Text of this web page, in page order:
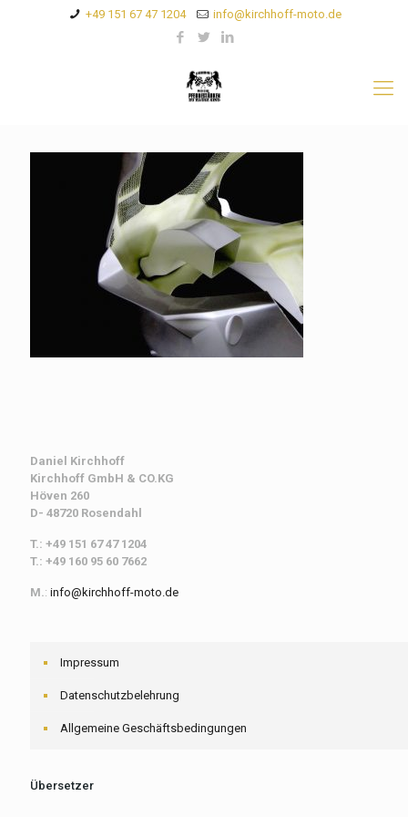
+49 151 67 47 1204 info@kirchhoff-moto.de
Daniel Kirchhoff
Kirchhoff GmbH & CO.KG
Höven 260
D- 48720 Rosendahl
T.: +49 151 67 47 1204
T.: +49 160 95 60 7662
M.: info@kirchhoff-moto.de
Impressum
Datenschutzbelehrung
Allgemeine Geschäftsbedingungen
Übersetzer